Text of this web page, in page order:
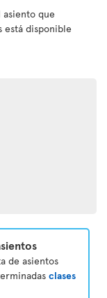
asiento que
está disponible
de asientos
clases